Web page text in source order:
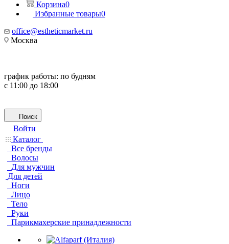
Корзина0
Избранные товары0
office@estheticmarket.ru
Москва
график работы: по будням
с 11:00 до 18:00
Поиск
Войти
Каталог
Все бренды
Волосы
Для мужчин
Для детей
Ноги
Лицо
Тело
Руки
Парикмахерские принадлежности